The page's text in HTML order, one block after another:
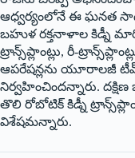
ఆధ్వర్యంలోనే ఈ ఘనత
బహుళ రక్తనాళాల కిడ్నీ
ట్రాన్స్‌ప్లాంట్లు, రీ-
ఆపరేషన్లను యూరాలజీ
నిర్వహించిందన్నారు.
తొలి రోబోటిక్ కిడ్నీ
విశేషమన్నారు.